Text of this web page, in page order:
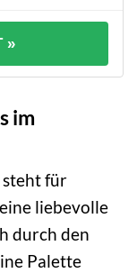
»
im
steht für
liebevolle
durch den
Palette